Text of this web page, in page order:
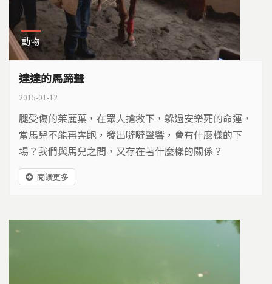
動物
達達的馬蹄聲
2015-01-12
腿受傷的茱麗葉，在眾人搶救下，躲過安樂死的命運，
當馬兒不能再奔跑，發出噠噠聲響，會有什麼樣的下
場？我們與馬兒之間，又存在著什麼樣的關係？
閱讀更多